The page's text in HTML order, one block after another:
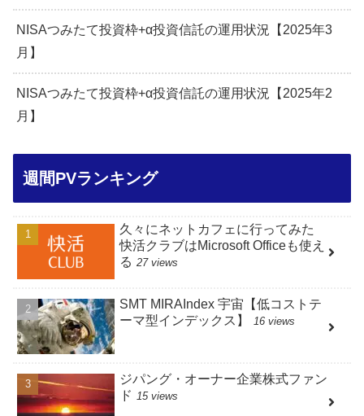
NISAつみたて投資枠+α投資信託の運用状況【2025年3
月】
NISAつみたて投資枠+α投資信託の運用状況【2025年2
月】
週間PVランキング
久々にネットカフェに行ってみた
快活クラブはMicrosoft Officeも使え
る 27 views
SMT MIRAIndex 宇宙【低コストテ
ーマ型インデックス】
16 views
ジパング・オーナー企業株式ファン
ド 15 views